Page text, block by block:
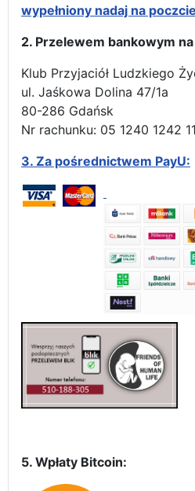
wypełniony nadaj na
2. Przelewem bankowym
Klub Przyjaciół Ludzkiego
ul. Jaśkowa Dolina 47/1a
80-286 Gdańsk
Nr rachunku: 05 1240 1242
3. Za pośrednictwem PayU:
5. Wpłaty Bitcoin: